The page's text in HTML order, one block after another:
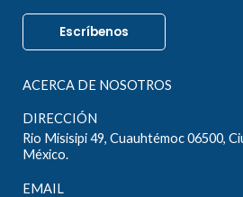
Escríbenos
ACERCA DE NOSOTROS
DIRECCIÓN
Rio Misisipi 49, Cuauhtémoc 06500,
México.
EMAIL